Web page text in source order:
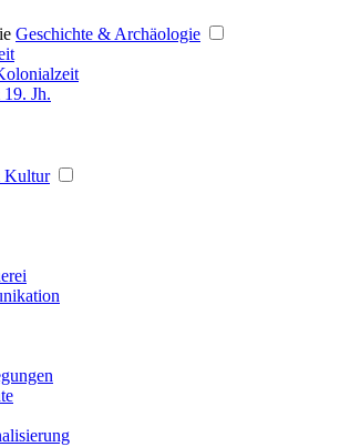
Geschichte & Archäologie
Jh.
Kultur